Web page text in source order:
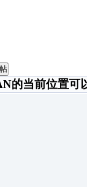
的当前位置可